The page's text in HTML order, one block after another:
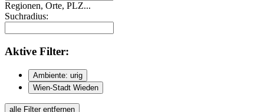
Regionen, Orte, PLZ...
Suchradius:
Aktive Filter:
Ambiente: urig
Wien-Stadt Wieden
alle Filter entfernen